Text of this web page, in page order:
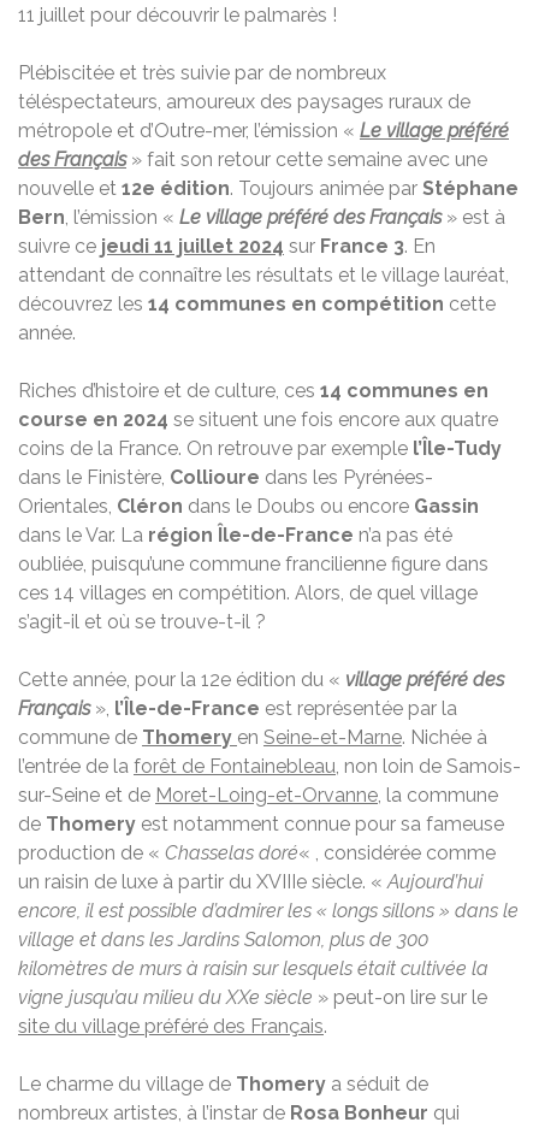
11 juillet pour découvrir le palmarès !
Plébiscitée et très suivie par de nombreux
téléspectateurs, amoureux des paysages ruraux de
métropole et d’Outre-mer, l’émission « Le village préféré
des Français» fait son retour cette semaine avec une
nouvelle et 12e édition. Toujours animée par Stéphane
Bern, l’émission « Le village préféré des Français» est à
suivre ce jeudi 11 juillet 2024 sur France 3. En
attendant de connaître les résultats et le village lauréat,
découvrez les 14 communes en compétition cette
année.
Riches d’histoire et de culture, ces 14 communes en
course en 2024 se situent une fois encore aux quatre
coins de la France. On retrouve par exemple l’Île-Tudy
dans le Finistère, Collioure dans les Pyrénées-
Orientales, Cléron dans le Doubs ou encore Gassin
dans le Var. La région Île-de-France n’a pas été
oubliée, puisqu’une commune francilienne figure dans
ces 14 villages en compétition. Alors, de quel village
s’agit-il et où se trouve-t-il ?
Cette année, pour la 12e édition du « village préféré des
Français», l’Île-de-France est représentée par la
commune de Thomery en Seine-et-Marne. Nichée à
l’entrée de la forêt de Fontainebleau, non loin de Samois-
sur-Seine et de Moret-Loing-et-Orvanne, la commune
de Thomery est notamment connue pour sa fameuse
production de « Chasselas doré« , considérée comme
un raisin de luxe à partir du XVIIIe siècle. «Aujourd’hui
encore, il est possible d’admirer les « longs sillons » dans le
village et dans les Jardins Salomon, plus de 300
kilomètres de murs à raisin sur lesquels était cultivée la
vigne jusqu’au milieu du XXe siècle » peut-on lire sur le
site du village préféré des Français.
Le charme du village de Thomery a séduit de
nombreux artistes, à l’instar de Rosa Bonheur qui